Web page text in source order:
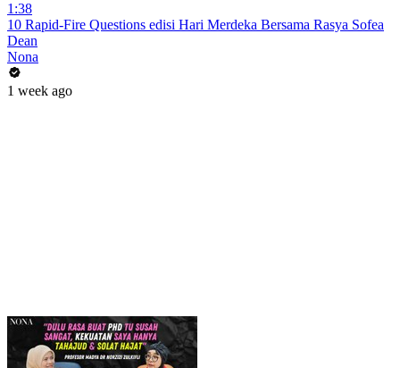
1:38
10 Rapid-Fire Questions edisi Hari Merdeka Bersama Rasya Sofea
Dean
Nona
1 week ago